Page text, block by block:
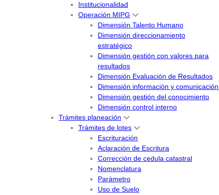
Institucionalidad
Operación MIPG
Dimensión Talento Humano
Dimensión direccionamiento
estratégico
Dimensión gestión con valores para
resultados
Dimensión Evaluación de Resultados
Dimensión información y comunicación
Dimensión gestión del conocimiento
Dimensión control interno
Trámites planeación
Trámites de lotes
Escrituración
Aclaración de Escritura
Corrección de cedula catastral
Nomenclatura
Parámetro
Uso de Suelo